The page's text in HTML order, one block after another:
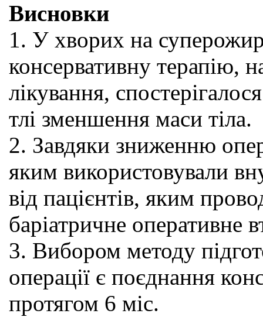
Висновки
1. У хворих на
консервативну терапію,
лікування,
тлі зменшення маси тіла.
2. Завдяки зниженню
яким використовували
від пацієнтів, яким
баріатричне оперативне
3. Вибором методу
операції є поєднання
протягом 6 міс.